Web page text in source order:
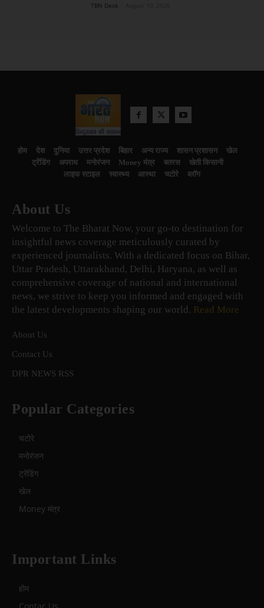
TBN Desk
होम देश दुनिया उत्तर प्रदेश बिहार अन्य राज्य शासन प्रशासन
खेल
ट्रेंडिंग
अपराध मनोरंजन Money मंत्र बतरस
खेती किसानी
लाइफ स्टाइल
स्वास्थ्य आस्था चटोरे ब्लॉग
About Us
Welcome to The Bharat Now, your go-to destination for
insightful news coverage meticulously curated by
experienced journalists. With a dedicated focus on Bihar,
Uttar Pradesh, Uttarakhand, Delhi, Haryana, as well as
comprehensive coverage of national and international
news, we strive to keep you informed and engaged with
the latest developments shaping our world. Read More
About Us
Contact Us
DPR NEWS RSS
Popular Categories
चटोरे
मनोरंजन
ट्रेंडिंग
खेल
Money मंत्र
Important Links
होम